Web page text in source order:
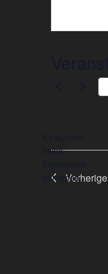
keine
gefunden.Vorherige